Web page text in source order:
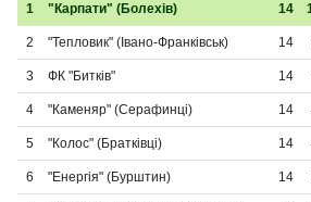
1 "Карпати" (Болехів) 14
2 "Тепловик" (Івано-Франківськ) 14
3 ФК "Битків" 14
4 "Каменяр" (Серафинці) 14
5 "Колос" (Братківці) 14
6 "Енергія" (Бурштин) 14